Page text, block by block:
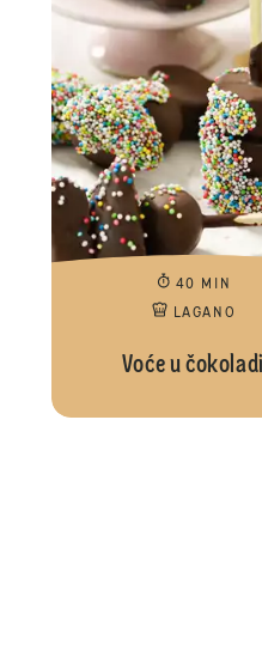
40 MIN
LAGANO
Voće u čokoladi